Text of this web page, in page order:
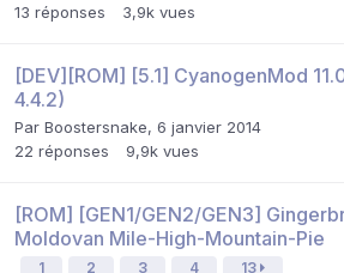
13 réponses 3,9k vues
[DEV][ROM] [5.1] CyanogenMod
4.4.2)
Par Boostersnake, 6 janvier 2014
22 réponses 9,9k vues
[ROM] [GEN1/GEN2/GEN3]
Moldovan Mile-High-Mountain-Pie
1 2 3 4 13